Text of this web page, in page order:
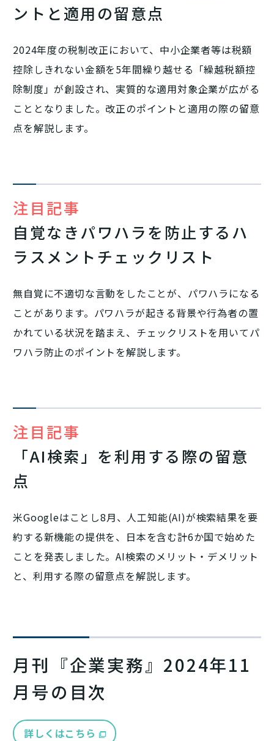
ントと適用の留意点
2024年度の税制改正において、中小企業者等は税額
控除しきれない金額を5年間繰り越せる「繰越税額控
除制度」が創設され、実質的な適用対象企業が広がる
こととなりました。改正のポイントと適用の際の留意
点を解説します。
注目記事
自覚なきパワハラを防止するハ
ラスメントチェックリスト
無自覚に不適切な言動をしたことが、パワハラになる
ことがあります。パワハラが起きる背景や行為者の置
かれている状況を踏まえ、チェックリストを用いてパ
ワハラ防止のポイントを解説します。
注目記事
「AI検索」を利用する際の留意
点
米Googleはことし8月、人工知能(AI)が検索結果を要
約する新機能の提供を、日本を含む計6か国で始めた
ことを発表しました。AI検索のメリット・デメリット
と、利用する際の留意点を解説します。
月刊『企業実務』2024年11
月号の目次
詳しくはこちら